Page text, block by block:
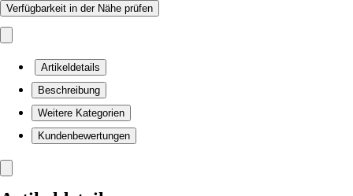
Verfügbarkeit in der Nähe prüfen
Artikeldetails
Beschreibung
Weitere Kategorien
Kundenbewertungen